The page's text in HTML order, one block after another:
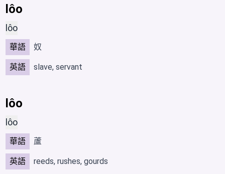
lôo
lôo
華語 奴
英語 slave, servant
lôo
lôo
華語 蘆
英語 reeds, rushes, gourds